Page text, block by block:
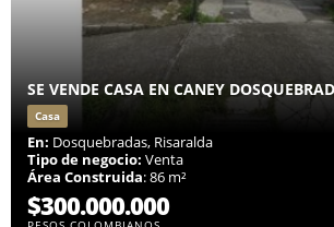
SE VENDE CASA EN CANEY
Casa
En: Dosquebradas, Risaralda
Tipo de negocio: Venta
Área Construida: 86 m²
$300.000.000